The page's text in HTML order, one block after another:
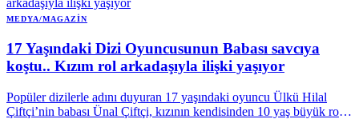
MEDYA/MAGAZIN
17 Yaşındaki Dizi Oyuncusunun Babası savcıya
koştu.. Kızım rol arkadaşıyla ilişki yaşıyor
Popüler dizilerle adını duyuran 17 yaşındaki oyuncu Ülkü Hilal
Çiftçi’nin babası Ünal Çiftçi, kızının kendisinden 10 yaş büyük rol